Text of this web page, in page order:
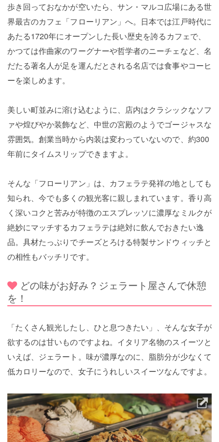
歩き回っておなかが空いたら、サン・マルコ広場にある世
界最古のカフェ「フローリアン」へ。日本では江戸時代に
あたる1720年にオープンした長い歴史を誇るカフェで、
かつては作曲家のワーグナーや哲学者のニーチェなど、名
だたる著名人が足を運んだとされる名店では食事やコーヒ
ーを楽しめます。
美しい町並みに溶け込むように、店内はクラシックなソフ
ァや煌びやか装飾など、中世の宮殿のようでゴージャスな
雰囲気。創業当時から内装は変わっていないので、約300
年前にタイムスリップできますよ。
そんな「フローリアン」は、カフェラテ発祥の地としても
知られ、今でも多くの観光客に親しまれています。香り高
く深いコクと苦みが特徴のエスプレッソに濃厚なミルクが
絶妙にマッチするカフェラテは絶対に飲んでおきたい逸
品。具材たっぷりでチーズとろける特製サンドウィッチと
の相性もバッチリです。
どの味がお好み？ジェラート屋さんで休憩
を！
「たくさん観光したし、ひと息つきたい」、そんな女子が
欲するのは甘いものですよね。イタリア名物のスイーツと
いえば、ジェラート。味が濃厚なのに、脂肪分が少なくて
低カロリーなので、女子にうれしいスイーツなんですよ。